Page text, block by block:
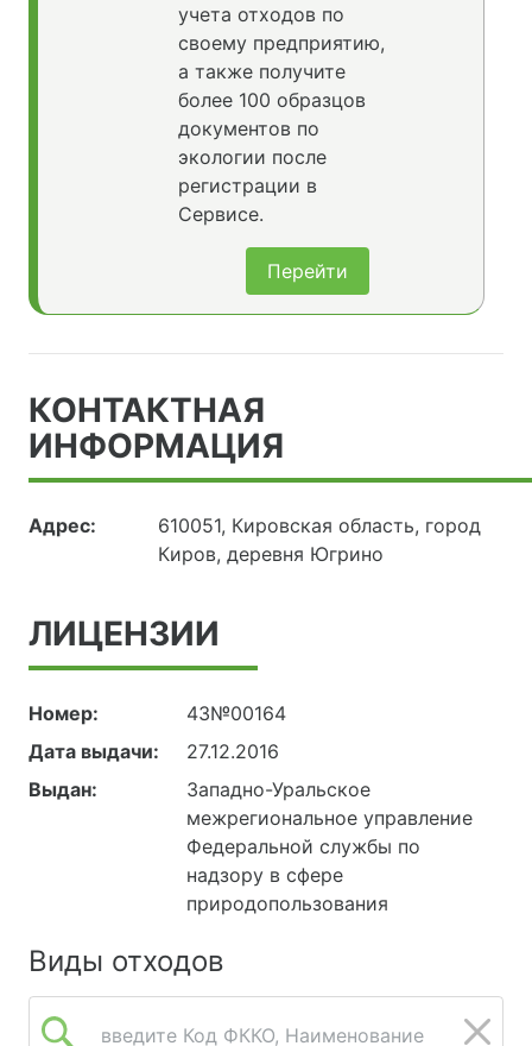
учета отходов по
своему предприятию,
а также получите
более 100 образцов
документов по
экологии после
регистрации в
Сервисе.
Перейти
КОНТАКТНАЯ
ИНФОРМАЦИЯ
Адрес:
610051, Кировская область, город
Киров, деревня Югрино
ЛИЦЕНЗИИ
Номер:
43№00164
Дата выдачи:
27.12.2016
Выдан:
Западно-Уральское
межрегиональное управление
Федеральной службы по
надзору в сфере
природопользования
Виды отходов
введите Код ФККО, Наименование